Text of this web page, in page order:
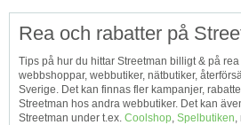
Rea och rabatter på
Tips på hur du hittar Streetman billigt & på
webbshoppar, webbutiker, nätbutiker,
Sverige. Det kan finnas fler kampanjer,
Streetman hos andra webbutiker. Det kan
Streetman under t.ex. Coolshop, Spelbutiken,